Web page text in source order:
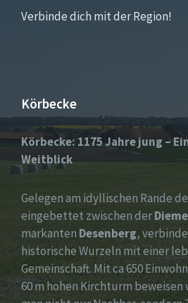
Verbinde dich mit der Region!
Körbecke
Körbecke: 1175 Jahre jung –
Weitblick
Gelegen am idyllischen Rande
eingebettet zwischen der
markanten Desenberg,
historische Wurzeln mit einer
Gemeinschaft. Mit ca 650
60 m hohen Kirchturm